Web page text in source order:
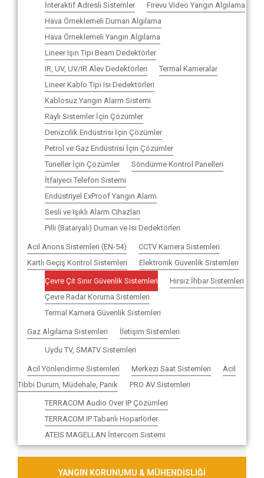
İnteraktif Adresli Sistemler
Firevu Video Yangın Algılama
Hava Örneklemeli Duman Algılama
Hava Örneklemeli Yangın Algılama
Lineer Işın Tipi Beam Dedektörler
IR, UV, UV/IR Alev Dedektörleri
Termal Kameralar
Lineer Kablo Tipi Isı Dedektörleri
Kablosuz Yangın Alarm Sistemi
Raylı Sistemler İçin Çözümler
Denizcilik Endüstrisi İçin Çözümler
Petrol ve Gaz Endüstrisi İçin Çözümler
Tüneller İçin Çözümler
Söndürme Kontrol Panelleri
İtfaiyeci Telefon Sistemi
Endüstriyel ExProof Yangın Alarm
Sesli ve Işıklı Alarm Cihazları
Pilli (Bataryalı) Duman ve Isı Dedektörleri
Acil Anons Sistemleri (EN-54)
CCTV Kamera Sistemleri
Kartlı Geçiş Kontrol Sistemleri
Elektronik Güvenlik Sistemleri
Çevre Çit Sınır Güvenlik Sistemleri
Hırsız İhbar Sistemleri
Çevre Radar Koruma Sistemleri
Termal Kamera Güvenlik Sistemleri
Gaz Algılama Sistemleri İletişim Sistemleri
Uydu TV, SMATV Sistemleri
Acil Yönlendirme Sistemleri Merkezi Saat Sistemleri
Acil
Tibbi Durum, Müdehale, Panik
PRO AV Sistemleri
TERRACOM Audio Over IP Çözümleri
TERRACOM IP Tabanlı Hoparlörler
ATEIS MAGELLAN İntercom Sistemi
YANGIN KORUNUMU & MÜHENDİSLİĞİ